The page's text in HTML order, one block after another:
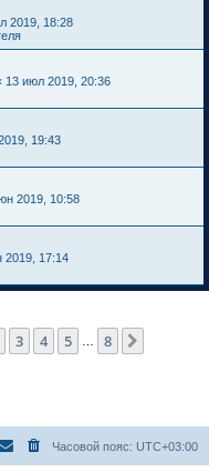
2019, 18:28
13 июл 2019, 20:36
19:43
2019, 10:58
2019, 17:14
из
3 4 5 8
Часовой пояс: UTC+03:00